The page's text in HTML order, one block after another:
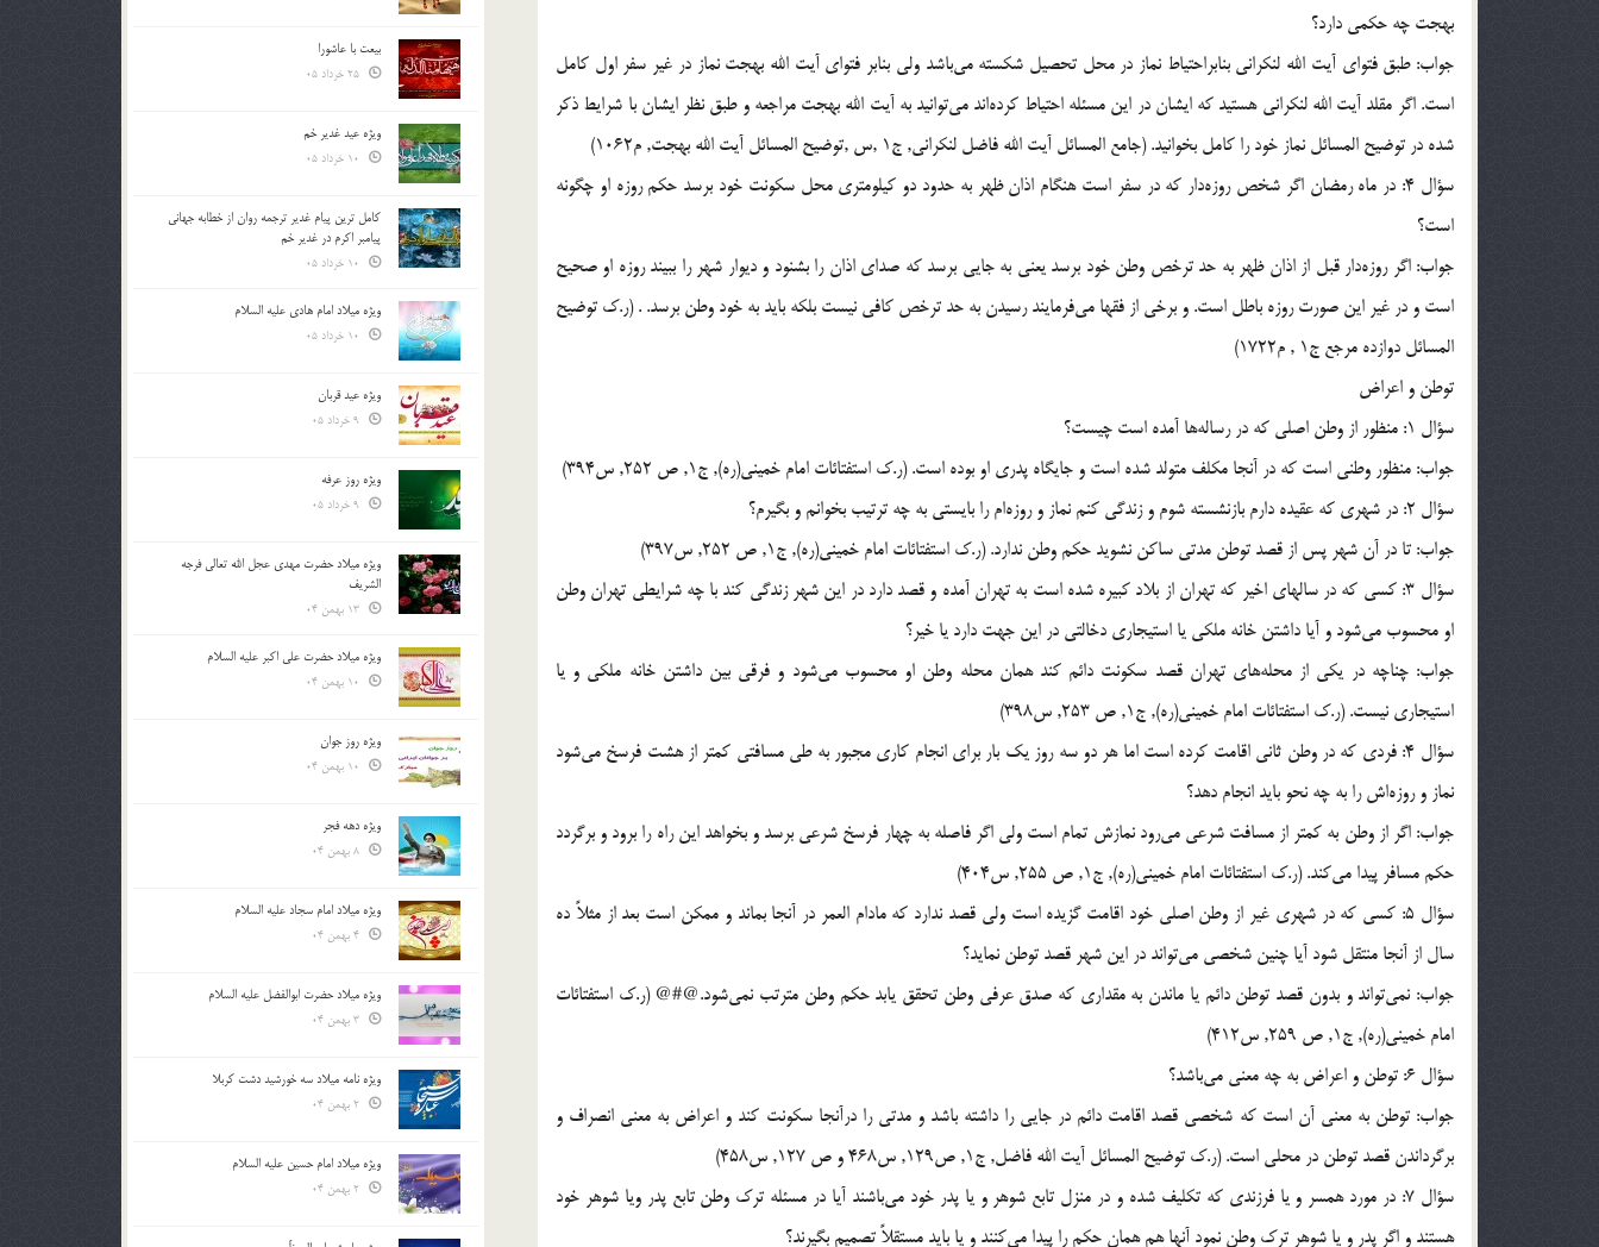
بهجت چه حكمي دارد؟
جواب: طبق فتواي آيت الله لنكراني بنابراحتياط نماز در محل تحصيل شكسته مي‌باشد ولي بنابر فتواي آيت الله بهجت نماز در غير سفر اول كامل
است. اگر مقلد آيت الله لنكراني هستيد كه ايشان در اين مسئله احتياط كرده‌اند مي‌توانيد به آيت الله بهجت مراجعه و طبق نظر ايشان با شرايط ذكر
شده در توضيح المسائل نماز خود را كامل بخوانيد. (جامع المسائل آيت الله فاضل لنکراني, ج1 ,س ,توضيح المسائل آيت الله بهجت, م1062)
سؤال 4: در ماه رمضان اگر شخص روزه‌دار كه در سفر است هنگام اذان ظهر به حدود دو كيلومتري محل سكونت خود برسد حكم روزه او چگونه
است؟
جواب: اگر روزه‌دار قبل از اذان ظهر به حد ترخص وطن خود برسد يعني به جايي برسد كه صداي اذان را بشنود و ديوار شهر را ببيند روزه او صحيح
است و در غير اين صورت روزه باطل است. و برخي از فقها مي‌فرمايند رسيدن به حد ترخص كافي نيست بلكه بايد به خود وطن برسد. . (ر.ک توضيح
المسائل دوازده مرجع ج1 , م1722)
توطن و اعراض
سؤال 1: منظور از وطن اصلي كه در رساله‌ها آمده است چيست؟
جواب: منظور وطني است كه در آنجا مكلف متولد شده است و جايگاه پدري او بوده است. (ر.ک استفتائات امام خميني(ره), ج1, ص 252, س394)
سؤال 2: در شهري كه عقيده دارم بازنشسته شوم و زندگي كنم نماز و روزه‌ام را بايستي به چه ترتيب بخوانم و بگيرم؟
جواب: تا در آن شهر پس از قصد توطن مدتي ساكن نشويد حكم وطن ندارد. (ر.ک استفتائات امام خميني(ره), ج1, ص 252, س397)
سؤال 3: كسي كه در سالهاي اخير كه تهران از بلاد كبيره شده است به تهران آمده و قصد دارد در اين شهر زندگي كند با چه شرايطي تهران وطن
او محسوب مي‌شود و آيا داشتن خانه ملكي يا استيجاري دخالتي در اين جهت دارد يا خير؟
جواب: چناچه در يكي از محله‌هاي تهران قصد سكونت دائم كند همان محله وطن او محسوب مي‌شود و فرقي بين داشتن خانه ملكي و يا
استيجاري نيست. (ر.ک استفتائات امام خميني(ره), ج1, ص 253, س398)
سؤال 4: فردي كه در وطن ثاني اقامت كرده است اما هر دو سه روز يك بار براي انجام كاري مجبور به طي مسافتي كمتر از هشت فرسخ مي‌‌شود
نماز و روزه‌اش را به چه نحو بايد انجام دهد؟
جواب: اگر از وطن به كمتر از مسافت شرعي مي‌رود نمازش تمام است ولي اگر فاصله به چهار فرسخ شرعي برسد و بخواهد اين راه را برود و برگردد
حكم مسافر پيدا مي‌كند. (ر.ک استفتائات امام خميني(ره), ج1, ص 255, س404)
سؤال 5: كسي كه در شهري غير از وطن اصلي خود اقامت گزيده است ولي قصد ندارد كه مادام العمر در آنجا بماند و ممكن است بعد از مثلاً ده
سال از آنجا منتقل شود آيا چنين شخصي مي‌تواند در اين شهر قصد توطن نمايد؟
جواب: نمي‌تواند و بدون قصد توطن دائم يا ماندن به مقداري كه صدق عرفي وطن تحقق يابد حكم وطن مترتب نمي‌شود.@#@ (ر.ک استفتائات
امام خميني(ره), ج1, ص 259, س412)
سؤال 6: توطن و اعراض به چه معني مي‌باشد؟
جواب: توطن به معني آن است كه شخصي قصد اقامت دائم در جايي را داشته باشد و مدتي را درآنجا سكونت كند و اعراض به معني انصراف و
برگرداندن قصد توطن در محلي است. (ر.ک توضيح المسائل آيت الله فاضل, ج1, ص129, س468 و ص 127, س458)
سؤال 7: در مورد همسر و يا فرزندي كه تكليف شده و در منزل تابع شوهر و يا پدر خود مي‌باشند آيا در مسئله ترك وطن تابع پدر ويا شوهر خود
هستند و اگر پدر و يا شوهر ترك وطن نمود آنها هم همان حكم را پيدا مي‌كنند و يا بايد مستقلاً تصميم بگيرند؟
بیعت با عاشورا
ویژه عید غدیر خم
کامل ترین پیام غدیر ترجمه روان از خطابه جهانی
پیامبر اکرم در غدیر خم
ویژه میلاد امام هادی علیه السلام
ویژه عید قربان
ویژه روز عرفه
ویژه میلاد حضرت مهدی عجل الله تعالی فرجه
الشريف
ویژه میلاد حضرت علی اکبر علیه السلام
ویژه روز جوان
ویژه دهه فجر
ویژه میلاد امام سجاد علیه السلام
ویژه میلاد حضرت ابوالفضل علیه السلام
ویژه نامه میلاد سه خورشید دشت کربلا
ویژه میلاد امام حسین علیه السلام